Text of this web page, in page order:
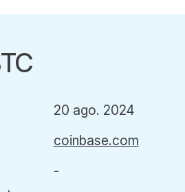
20 ago. 2024
coinbase.com
-